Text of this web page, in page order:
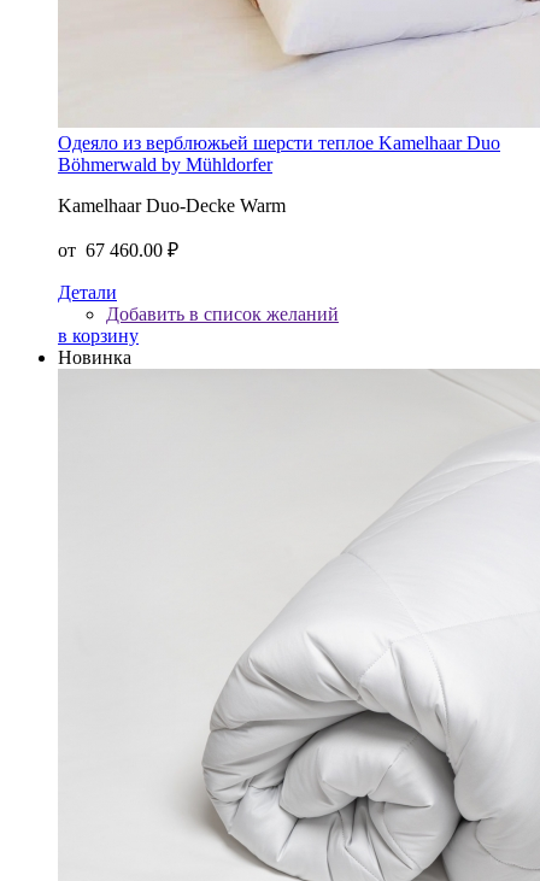
Одеяло из верблюжьей шерсти теплое Kamelhaar Duo
Böhmerwald by Mühldorfer
Kamelhaar Duo-Decke Warm
от 67 460.00 ₽
Детали
Добавить в список желаний
в корзину
Новинка